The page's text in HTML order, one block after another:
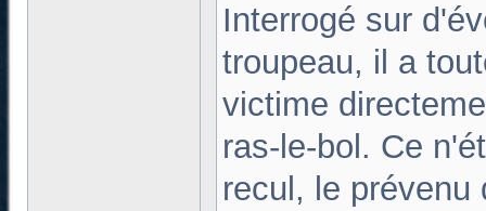
Interrogé sur
troupeau, il a
victime
ras-le-bol. Ce
recul, le